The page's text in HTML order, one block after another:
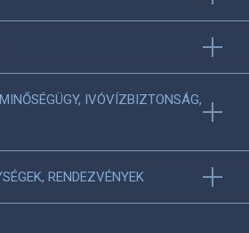
IVÓVÍZBIZTONSÁG,
SZPONZORI TEVÉKENYSÉGEK, RENDEZVÉNYEK